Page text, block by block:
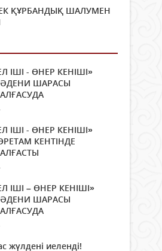
ҚҰРБАНДЫҚ ШАЛУМЕН
ІШІ - ӨНЕР КЕНІШІ»
ШАРАСЫ
ІШІ - ӨНЕР КЕНІШІ»
КЕНТІНДЕ
ІШІ – ӨНЕР КЕНІШІ»
ШАРАСЫ
жүлдені иеленді!